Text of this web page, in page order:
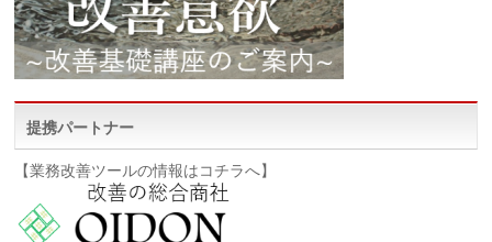
提携パートナー
【業務改善ツールの情報はコチラへ】